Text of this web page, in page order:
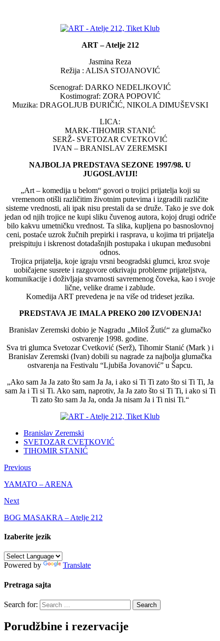
ART – Atelje 212
Jasmina Reza
Režija : ALISA STOJANOVIĆ
Scenograf: DARKO NEDELJKOVIĆ
Kostimograf: ZORA POPOVIĆ
Muzika: DRAGOLJUB ĐURIČIĆ, NIKOLA DIMUŠEVSKI
LICA:
MARK-TIHOMIR STANIĆ
SERŽ- SVETOZAR CVETKOVIĆ
IVAN – BRANISLAV ZEREMSKI
NAJBOLJA PREDSTAVA SEZONE 1997/98. U
JUGOSLAVIJI!
„Art – komedija u belom“ govori o trojici prijatelja koji su
vremenom otišli različitim životnim putevima i izgradili različite
sisteme vrednosti, ali ipak nisu prestali da se druže. Tako je sve dok
jedan od njih trojice ne kupi sliku čuvenog autora, kojoj drugi odriče
bilo kakvu umetničku vrednost. Ta slika, kupljena po basnoslovnoj
ceni, postaće uzrok žučnih prepirki i rasprava, u kojima tri prijatelja
preispituju i iskrenost dotadašnjih postupaka i ukupan međusobni
odnos.
Trojica prijatelja, koje igraju vrsni beogradski glumci, kroz svoje
uobičajene susrete i razgovore otkrivaju probleme prijateljstva,
komunikacije i doživljaja stvarnosti savremenog čoveka, kao i svoje
lične, velike drame i zablude.
Komedija ART prevedena je na više od trideset jezika.
PREDSTAVA JE IMALA PREKO 200 IZVOĐENJA!
Branislav Zeremski dobio je Nagradu „Miloš Žutić“ za glumačko
ostvarenje 1998. godine.
Sva tri glumca Svetozar Cvetković (Serž), Tihomir Stanić (Mark ) i
Branislav Zeremski (Ivan) dobili su nagrade za najbolja glumačka
ostvarenja na Festivalu “Ljubiša Jovanović” u Šapcu.
„Ako sam Ja Ja zato što sam Ja Ja, i ako si Ti Ti zato što si Ti Ti, Ja
sam Ja i Ti si Ti. Ako sam, naprotiv, Ja Ja zato što si Ti Ti, i ako si Ti
Ti zato što sam Ja Ja, onda Ja nisam Ja i Ti nisi Ti.“
Branislav Zeremski
SVETOZAR CVETKOVIĆ
TIHOMIR STANIĆ
Previous
YAMATO – ARENA
Next
BOG MASAKRA – Atelje 212
Izaberite jezik
Powered by Translate
Pretraga sajta
Search for:
Porudžbine i rezervacije